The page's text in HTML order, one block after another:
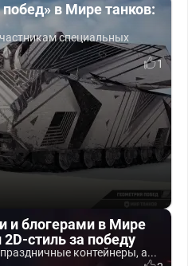
в Мире танков:
специальных
1
и блогерами в Мире
стиль за победу
контейнеры, а...